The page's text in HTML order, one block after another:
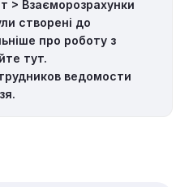
> Взаєморозрахунки
створені до
про роботу з
тут.
ведомости